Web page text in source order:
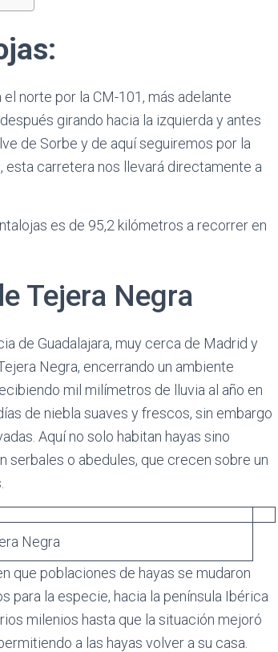
norte por la CM-101, más adelante
girando hacia la izquierda y antes
de Sorbe y de aquí seguiremos por la
esta carretera nos llevará directamente a
es de 95,2 kilómetros a recorrer en
Tejera Negra
de Guadalajara, muy cerca de Madrid y
Negra, encerrando un ambiente
mil milímetros de lluvia al año en
de niebla suaves y frescos, sin embargo
Aquí no solo habitan hayas sino
serbales o abedules, que crecen sobre un
Negra
que poblaciones de hayas se mudaron
para la especie, hacia la península Ibérica
milenios hasta que la situación mejoró
a las hayas volver a su casa.